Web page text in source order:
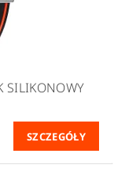
SILIKONOWY
SZCZEGÓŁY